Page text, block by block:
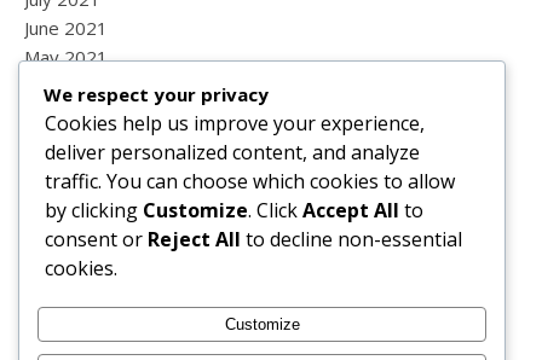
June 2021
May 2021
April 2021
March 2021
February 2021
January 2021
December 2020
November 2020
October 2020
August 2020
July 2020
We respect your privacy
Cookies help us improve your experience,
deliver personalized content, and analyze
traffic. You can choose which cookies to allow
by clicking Customize. ClickAccept All to
consent or Reject All to decline non-essential
cookies.
Customize